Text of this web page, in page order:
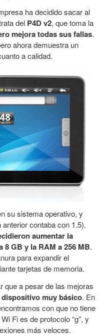
ha decidido sacar al
del P4D v2, que toma la
mejora todas sus fallas.
ahora demuestra un
a calidad.
su sistema operativo, y
anterior contaba con 1.5).
aumentar la
GB y la RAM a 256 MB.
para expandir el
tarjetas de memoria.
que a pesar de las mejoras
muy básico. En
con que no tiene
Fi es de protocolo “g”, y
más veloces.